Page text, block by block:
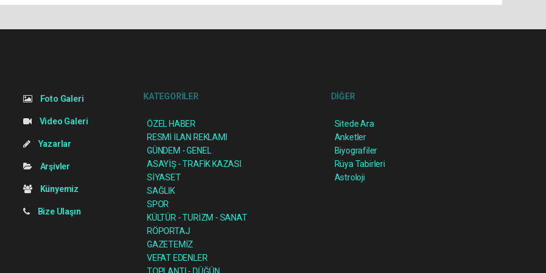
Foto Galeri
Video Galeri
Yazarlar
Arşivler
Künyemiz
Bize Ulaşın
KATEGORİLER
ÖZEL HABER
RESMİ İLAN REKLAMI
GÜNDEM - GENEL
ASAYİŞ - TRAFİK KAZASI
SİYASET
SAĞLIK
SPOR
KÜLTÜR - TURİZM - SANAT
RÖPORTAJ
GAZETEMİZ
VEFAT EDENLER
DİĞER
Sitede Ara
Anketler
Biyografiler
Rüya Tabirleri
Astroloji